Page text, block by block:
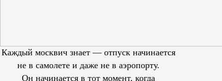
Каждый москвич знает — отпуск начинается
не в самолете и даже не в аэропорту.
Он начинается в тот момент, когда